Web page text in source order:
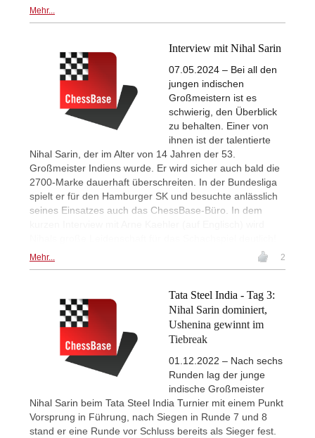
Mehr...
Interview mit Nihal Sarin
07.05.2024 – Bei all den
jungen indischen
Großmeistern ist es
schwierig, den Überblick
zu behalten. Einer von
ihnen ist der talentierte
Nihal Sarin, der im Alter von 14 Jahren der 53.
Großmeister Indiens wurde. Er wird sicher auch bald die
2700-Marke dauerhaft überschreiten. In der Bundesliga
spielt er für den Hamburger SK und besuchte anlässlich
seines Einsatzes auch das ChessBase-Büro. In dem
Mehr... 2
Tata Steel India - Tag 3:
Nihal Sarin dominiert,
Ushenina gewinnt im
Tiebreak
01.12.2022 – Nach sechs
Runden lag der junge
indische Großmeister
Nihal Sarin beim Tata Steel India Turnier mit einem Punkt
Vorsprung in Führung, nach Siegen in Runde 7 und 8
stand er eine Runde vor Schluss bereits als Sieger fest.